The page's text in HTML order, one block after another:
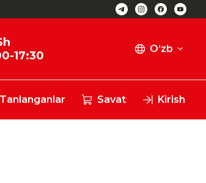
17:30
O‘zb
Tanlanganlar Savat Kirish